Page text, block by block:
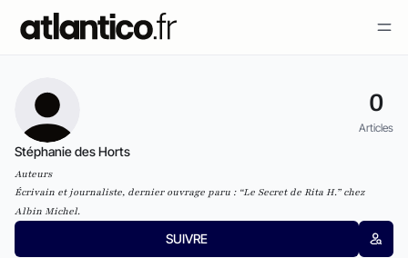
0
Articles
Stéphanie des Horts
Auteurs
Écrivain et journaliste, dernier ouvrage paru : “Le Secret de Rita H.” chez
Albin Michel.
SUIVRE